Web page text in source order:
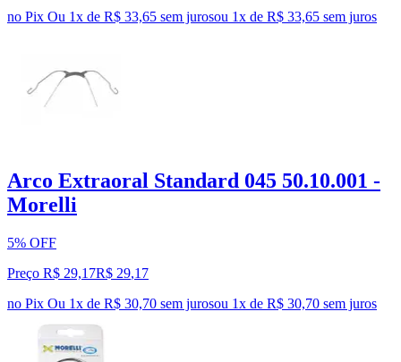
no Pix Ou 1x de R$ 33,65 sem jurosou 1x de R$ 33,65 sem juros
Arco Extraoral Standard 045 50.10.001 -
Morelli
5% OFF
Preço R$ 29,17R$ 29,17
no Pix Ou 1x de R$ 30,70 sem jurosou 1x de R$ 30,70 sem juros